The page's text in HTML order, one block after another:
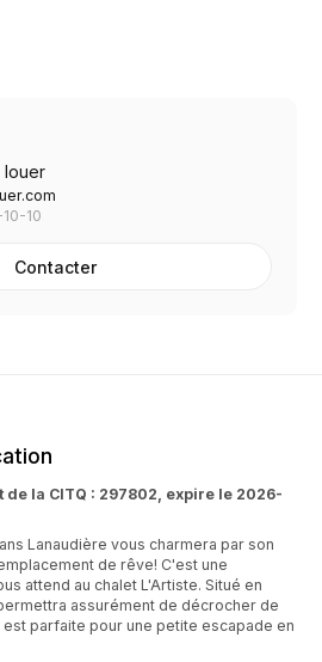
louer
10
Contacter
la CITQ : 297802, expire le 2026-
Lanaudière vous charmera par son
de rêve! C'est une
attend au chalet L'Artiste. Situé en
assurément de décrocher de
parfaite pour une petite escapade en